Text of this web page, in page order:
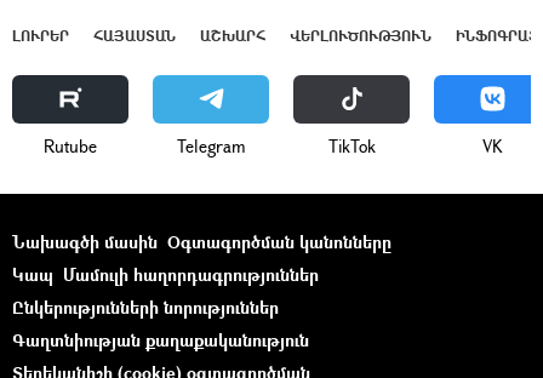
ԼՈՒՐԵՐ ՀԱՅԱՍՏԱՆ ԱՇԽԱՐՀ ՎԵՐԼՈՒԾՈՒԹՅՈՒՆ
Rutube Telegram ТikТоk VK
Նախագծի մասին Օգտագործման կանոնները
Կապ Մամուլի հաղորդագրություններ
Ընկերությունների նորություններ
Գաղտնիության քաղաքականություն
Տեղեկանիշի (cookie) օգտագործման